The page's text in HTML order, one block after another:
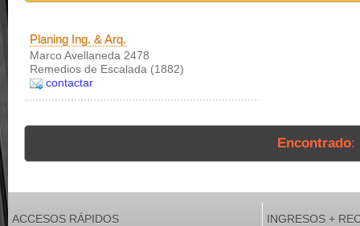
Planing Ing. & Arq.
Marco Avellaneda 2478
Remedios de Escalada (1882)
contactar
Encontrado:
ACCESOS RÁPIDOS
INGRESOS +